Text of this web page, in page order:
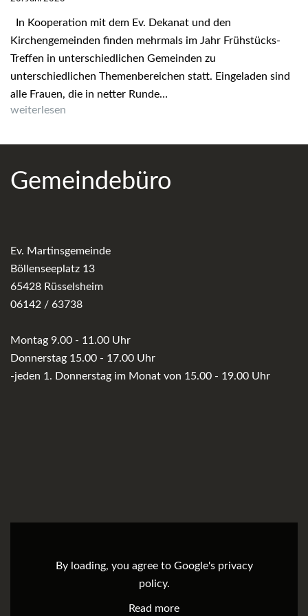
In Kooperation mit dem Ev. Dekanat und den
Kirchengemeinden finden mehrmals im Jahr Frühstücks-
Treffen in unterschiedlichen Gemeinden zu
unterschiedlichen Themenbereichen statt. Eingeladen sind
alle Frauen, die in netter Runde…
Frauenfrühstück
weiterlesen
Gemeindebüro
Ev. Martinsgemeinde
Böllenseeplatz 13
65428 Rüsselsheim
06142 / 63738
Montag 9.00 - 11.00 Uhr
Donnerstag 15.00 - 17.00 Uhr
-jeden 1. Donnerstag im Monat von 15.00 - 19.00 Uhr
By loading, you agree to Google's privacy
policy.
Read more